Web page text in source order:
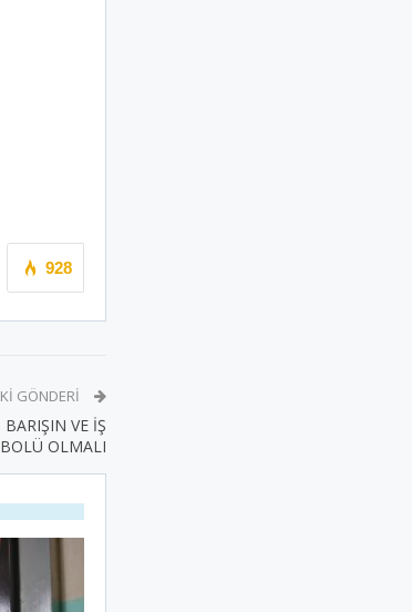
928
GÖNDERI
VE İŞ
OLMALI